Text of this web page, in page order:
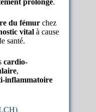
prolongé.
du fémur chez
vital à cause
santé.
cardio-
,
inflammatoire